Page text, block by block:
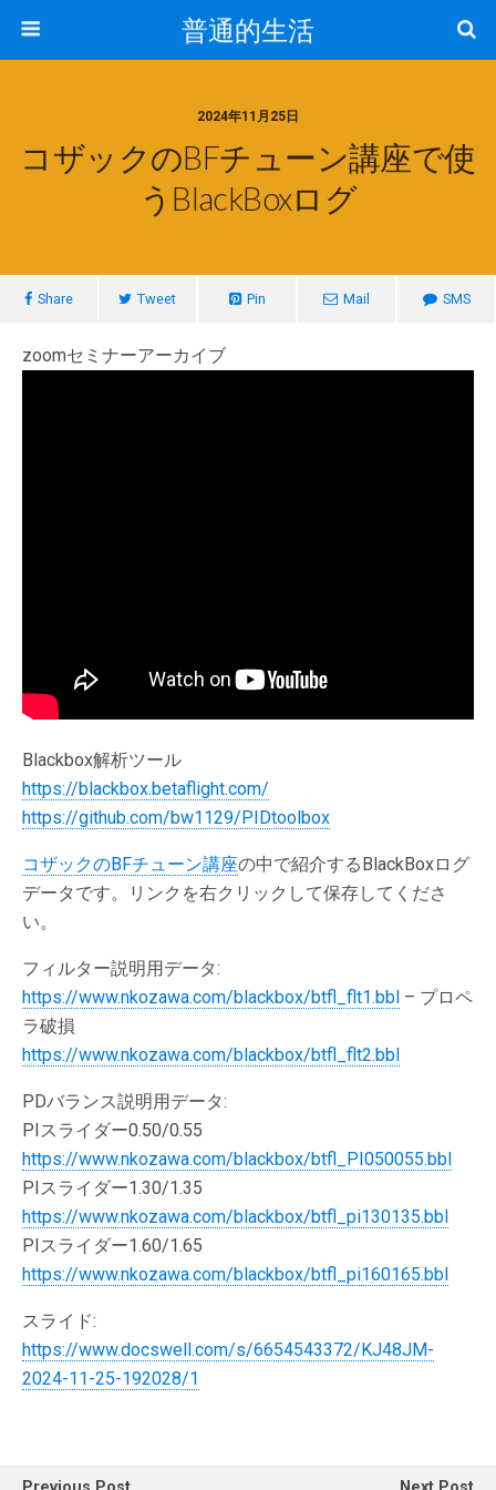
普通的生活
2024年11月25日
コザックのBFチューン講座で使
うBlackBoxログ
Share Tweet Pin Mail SMS
zoomセミナーアーカイブ
Blackbox解析ツール
https://blackbox.betaflight.com/
https://github.com/bw1129/PIDtoolbox
コザックのBFチューン講座の中で紹介するBlackBoxログ
データです。リンクを右クリックして保存してくださ
い。
フィルター説明用データ:
https://www.nkozawa.com/blackbox/btfl_flt1.bbl – プロペ
ラ破損
https://www.nkozawa.com/blackbox/btfl_flt2.bbl
PDバランス説明用データ:
PIスライダー0.50/0.55
https://www.nkozawa.com/blackbox/btfl_PI050055.bbl
PIスライダー1.30/1.35
https://www.nkozawa.com/blackbox/btfl_pi130135.bbl
PIスライダー1.60/1.65
https://www.nkozawa.com/blackbox/btfl_pi160165.bbl
スライド:
https://www.docswell.com/s/6654543372/KJ48JM-
2024-11-25-192028/1